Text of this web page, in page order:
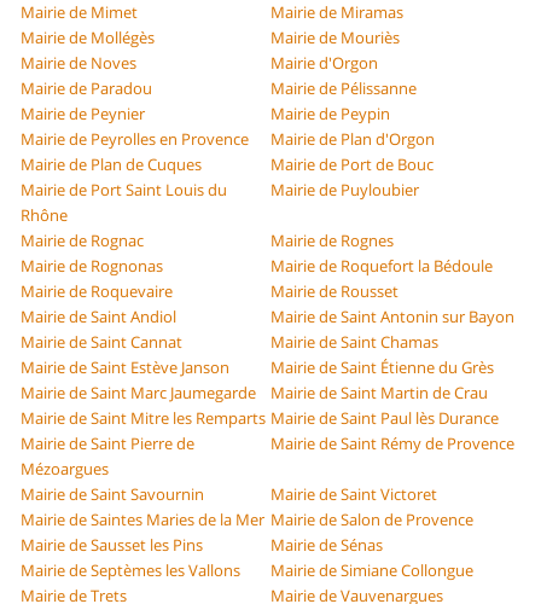
Mairie de Mimet
Mairie de Miramas
Mairie de Mollégès
Mairie de Mouriès
Mairie de Noves
Mairie d'Orgon
Mairie de Paradou
Mairie de Pélissanne
Mairie de Peynier
Mairie de Peypin
Mairie de Peyrolles en Provence
Mairie de Plan d'Orgon
Mairie de Plan de Cuques
Mairie de Port de Bouc
Mairie de Port Saint Louis du
Rhône
Mairie de Puyloubier
Mairie de Rognac
Mairie de Rognes
Mairie de Rognonas
Mairie de Roquefort la Bédoule
Mairie de Roquevaire
Mairie de Rousset
Mairie de Saint Andiol
Mairie de Saint Antonin sur Bayon
Mairie de Saint Cannat
Mairie de Saint Chamas
Mairie de Saint Estève Janson
Mairie de Saint Étienne du Grès
Mairie de Saint Marc Jaumegarde
Mairie de Saint Martin de Crau
Mairie de Saint Mitre les Remparts Mairie de Saint Paul lès Durance
Mairie de Saint Pierre de
Mézoargues
Mairie de Saint Rémy de Provence
Mairie de Saint Savournin
Mairie de Saint Victoret
Mairie de Saintes Maries de la Mer Mairie de Salon de Provence
Mairie de Sausset les Pins
Mairie de Sénas
Mairie de Septèmes les Vallons
Mairie de Simiane Collongue
Mairie de Trets
Mairie de Vauvenargues